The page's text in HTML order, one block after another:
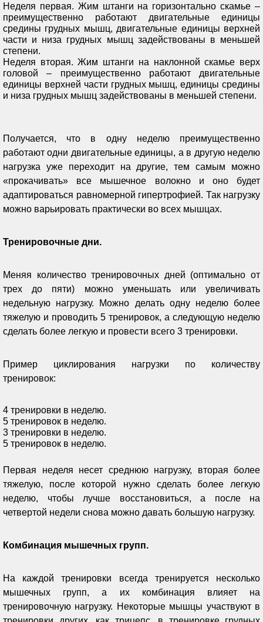
Неделя первая. Жим штанги на горизонтально скамье –
преимущественно работают двигательные единицы
средины грудных мышц, двигательные единицы верхней
части и низа грудных мышц задействованы в меньшей
степени.
Неделя вторая. Жим штанги на наклонной скамье верх
головой – преимущественно работают двигательные
единицы верхней части грудных мышц, единицы средины
и низа грудных мышц задействованы в меньшей степени.
Получается, что в одну неделю преимущественно
работают одни двигательные единицы, а в другую неделю
нагрузка уже переходит на другие, тем самым можно
«прокачивать» все мышечное волокно и оно будет
адаптироваться равномерной гипертрофией. Так нагрузку
можно варьировать практически во всех мышцах.
Тренировочные дни.
Меняя количество тренировочных дней (оптимально от
трех до пяти) можно уменьшать или увеличивать
недельную нагрузку. Можно делать одну неделю более
тяжелую и проводить 5 тренировок, а следующую неделю
сделать более легкую и провести всего 3 тренировки.
Пример циклирования нагрузки по количеству
тренировок:
4 тренировки в неделю.
5 тренировок в неделю.
3 тренировки в неделю.
5 тренировок в неделю.
Первая неделя несет среднюю нагрузку, вторая более
тяжелую, после которой нужно сделать более легкую
неделю, чтобы лучше восстановиться, а после на
четвертой недели снова можно давать большую нагрузку.
Комбинация мышечных групп.
На каждой тренировки всегда тренируется несколько
мышечных групп, а их комбинация влияет на
тренировочную нагрузку. Некоторые мышцы участвуют в